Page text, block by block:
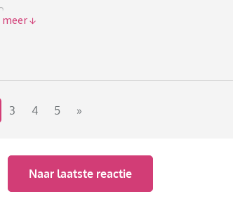
boycotten omdat ze om een rijbewijs vragen.
dingen zoals dit. Het slaat dus nergens op
krijg je dagelijks te maken. Als je om al die
3 4 5 »
Naar laatste reactie